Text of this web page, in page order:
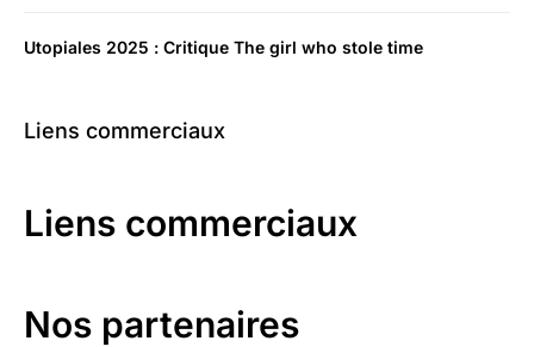
Utopiales 2025 : Critique The girl who stole time
Liens commerciaux
Liens commerciaux
Nos partenaires